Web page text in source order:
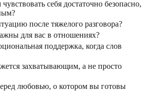
себя достаточно безопасно,
после тяжелого разговора?
для вас в отношениях?
поддержка, когда слов
захватывающим, а не просто
любовью, о котором вы готовы